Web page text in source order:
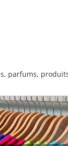
parfums,